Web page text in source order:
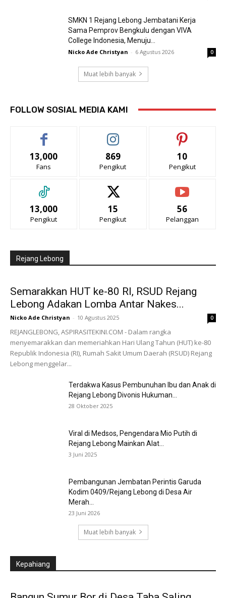
SMKN 1 Rejang Lebong Jembatani Kerja
Sama Pemprov Bengkulu dengan VIVA
College Indonesia, Menuju...
Nicko Ade Christyan - 6 Agustus 2026 0
Muat lebih banyak
FOLLOW SOSIAL MEDIA KAMI
13,000
Fans
869
Pengikut
10
Pengikut
13,000
Pengikut
15
Pengikut
56
Pelanggan
Rejang Lebong
Semarakkan HUT ke-80 RI, RSUD Rejang
Lebong Adakan Lomba Antar Nakes...
Nicko Ade Christyan - 10 Agustus 2025 0
REJANGLEBONG, ASPIRASITEKINI.COM - Dalam rangka
menyemarakkan dan memeriahkan Hari Ulang Tahun (HUT) ke-80
Republik Indonesia (RI), Rumah Sakit Umum Daerah (RSUD) Rejang
Lebong menggelar...
Terdakwa Kasus Pembunuhan Ibu dan Anak di
Rejang Lebong Divonis Hukuman...
28 Oktober 2025
Viral di Medsos, Pengendara Mio Putih di
Rejang Lebong Mainkan Alat...
3 Juni 2025
Pembangunan Jembatan Perintis Garuda
Kodim 0409/Rejang Lebong di Desa Air
Merah...
23 Juni 2026
Muat lebih banyak
Kepahiang